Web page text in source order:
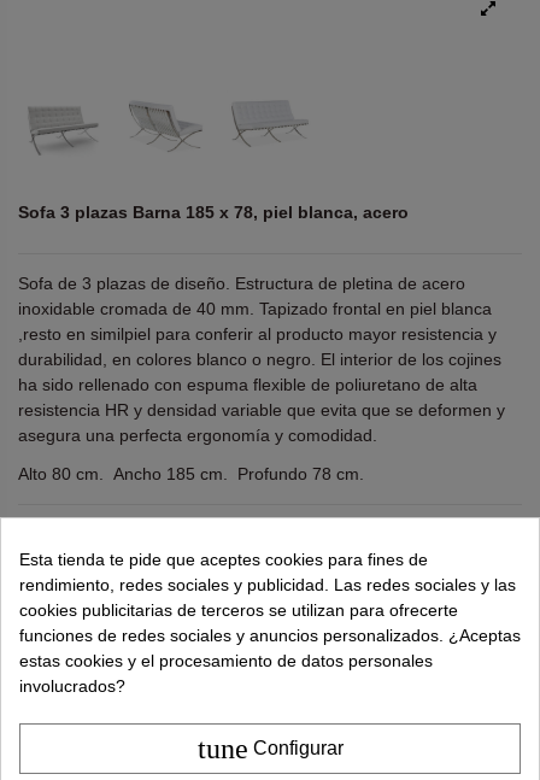
Sofa 3 plazas Barna 185 x 78, piel blanca, acero
Sofa de 3 plazas de diseño. Estructura de pletina de acero
inoxidable cromada de 40 mm. Tapizado frontal en piel blanca
,resto en similpiel para conferir al producto mayor resistencia y
durabilidad, en colores blanco o negro. El interior de los cojines
ha sido rellenado con espuma flexible de poliuretano de alta
resistencia HR y densidad variable que evita que se deformen y
asegura una perfecta ergonomía y comodidad.
Alto 80 cm. Ancho 185 cm. Profundo 78 cm.
Recuerda utiliza "PROMO"
para obtener un
Más info
1.447,00 €
Esta tienda te pide que aceptes cookies para fines de
rendimiento, redes sociales y publicidad. Las redes sociales y las
cookies publicitarias de terceros se utilizan para ofrecerte
funciones de redes sociales y anuncios personalizados. ¿Aceptas
estas cookies y el procesamiento de datos personales
involucrados?
tune Configurar